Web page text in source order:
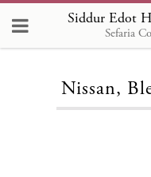
Sefaria
Nissan,